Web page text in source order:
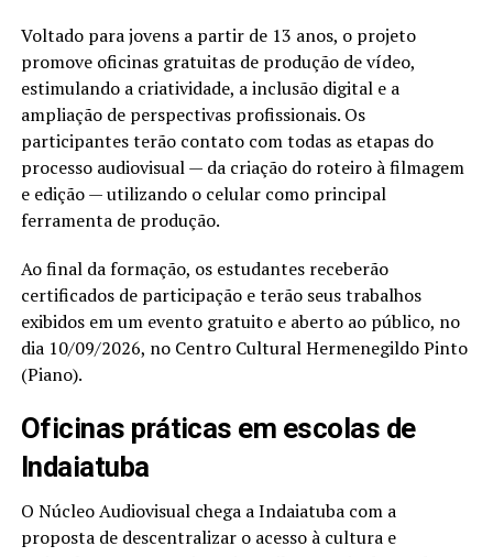
Voltado para jovens a partir de 13 anos, o projeto
promove oficinas gratuitas de produção de vídeo,
estimulando a criatividade, a inclusão digital e a
ampliação de perspectivas profissionais. Os
participantes terão contato com todas as etapas do
processo audiovisual — da criação do roteiro à filmagem
e edição — utilizando o celular como principal
ferramenta de produção.
Ao final da formação, os estudantes receberão
certificados de participação e terão seus trabalhos
exibidos em um evento gratuito e aberto ao público, no
dia 10/09/2026, no Centro Cultural Hermenegildo Pinto
(Piano).
Oficinas práticas em escolas de
Indaiatuba
O Núcleo Audiovisual chega a Indaiatuba com a
proposta de descentralizar o acesso à cultura e